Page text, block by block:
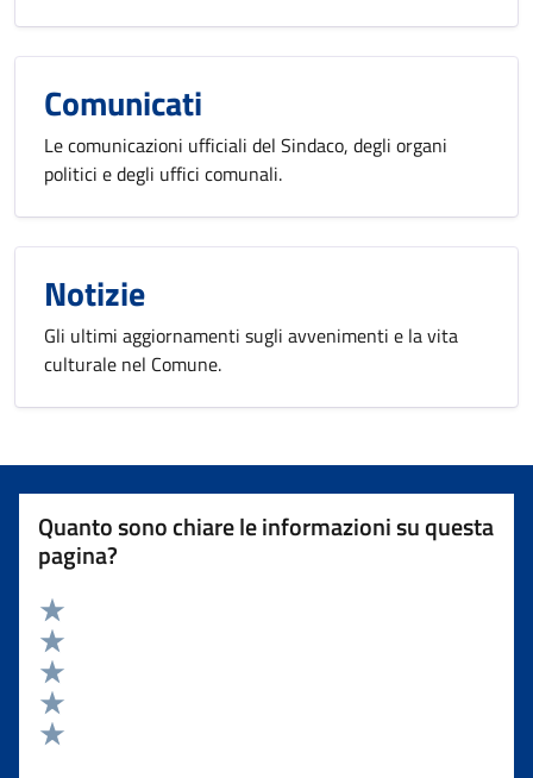
Comunicati
Le comunicazioni ufficiali del Sindaco, degli organi
politici e degli uffici comunali.
Notizie
Gli ultimi aggiornamenti sugli avvenimenti e la vita
culturale nel Comune.
Quanto sono chiare le informazioni su questa
pagina?
Valuta 5 stelle su 5
Valuta 4 stelle su 5
Valuta 3 stelle su 5
Valuta 2 stelle su 5